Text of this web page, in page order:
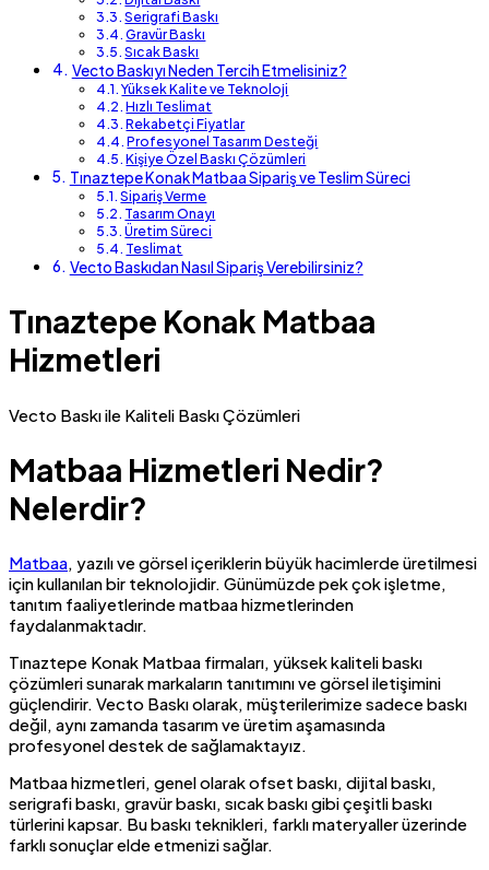
Serigrafi Baskı
Gravür Baskı
Sıcak Baskı
Vecto Baskıyı Neden Tercih Etmelisiniz?
Yüksek Kalite ve Teknoloji
Hızlı Teslimat
Rekabetçi Fiyatlar
Profesyonel Tasarım Desteği
Kişiye Özel Baskı Çözümleri
Tınaztepe Konak Matbaa Sipariş ve Teslim Süreci
Sipariş Verme
Tasarım Onayı
Üretim Süreci
Teslimat
Vecto Baskıdan Nasıl Sipariş Verebilirsiniz?
Tınaztepe Konak Matbaa
Hizmetleri
Vecto Baskı ile Kaliteli Baskı Çözümleri
Matbaa Hizmetleri Nedir?
Nelerdir?
Matbaa, yazılı ve görsel içeriklerin büyük hacimlerde üretilmesi
için kullanılan bir teknolojidir. Günümüzde pek çok işletme,
tanıtım faaliyetlerinde matbaa hizmetlerinden
faydalanmaktadır.
Tınaztepe Konak Matbaa firmaları, yüksek kaliteli baskı
çözümleri sunarak markaların tanıtımını ve görsel iletişimini
güçlendirir. Vecto Baskı olarak, müşterilerimize sadece baskı
değil, aynı zamanda tasarım ve üretim aşamasında
profesyonel destek de sağlamaktayız.
Matbaa hizmetleri, genel olarak ofset baskı, dijital baskı,
serigrafi baskı, gravür baskı, sıcak baskı gibi çeşitli baskı
türlerini kapsar. Bu baskı teknikleri, farklı materyaller üzerinde
farklı sonuçlar elde etmenizi sağlar.